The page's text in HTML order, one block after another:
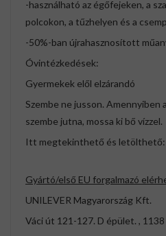
-használható az égőfejeken, a
polcokon, a tűzhelyen és a
-50%-ban újrahasznosított
Óvintézkedések:
Gyermekek elől elzárandó
Szembe ne jusson. Amennyiben
szembe jutna, mossa ki bő vízzel.
Itt megtekinthető és letölthető:
Gyártó/első EU forgalmazó
UNILEVER Magyarország Kft.
Váci út 121-127. D épület. ,